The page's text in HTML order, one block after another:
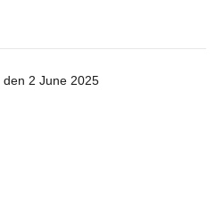
den 2 June 2025